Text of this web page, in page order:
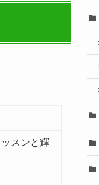
スンと輝